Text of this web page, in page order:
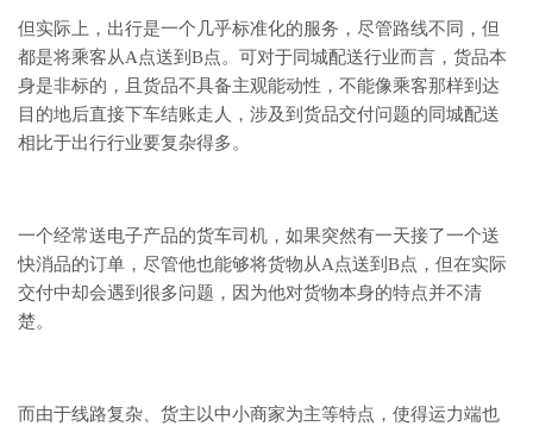
但实际上，出行是一个几乎标准化的服务，尽管路线不同，但
都是将乘客从A点送到B点。可对于同城配送行业而言，货品本
身是非标的，且货品不具备主观能动性，不能像乘客那样到达
目的地后直接下车结账走人，涉及到货品交付问题的同城配送
相比于出行行业要复杂得多。
一个经常送电子产品的货车司机，如果突然有一天接了一个送
快消品的订单，尽管他也能够将货物从A点送到B点，但在实际
交付中却会遇到很多问题，因为他对货物本身的特点并不清
楚。
而由于线路复杂、货主以中小商家为主等特点，使得运力端也